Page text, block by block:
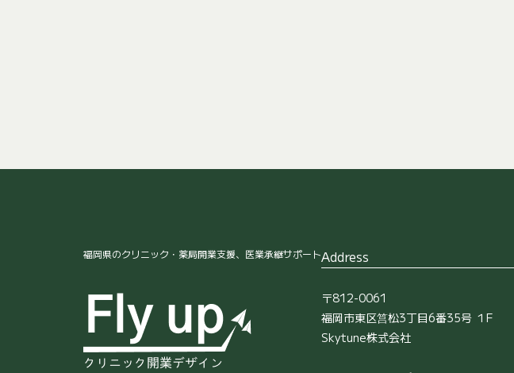
福岡県のクリニック・薬局開業支援、医業承継サポートAddress
〒812-0061
福岡市東区筥松3丁目6番35号 １F
Skytune株式会社